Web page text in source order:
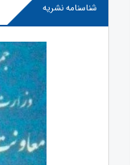
شناسنامه نشریه